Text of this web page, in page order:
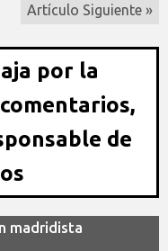
Artículo Siguiente »
por la
de
madridista